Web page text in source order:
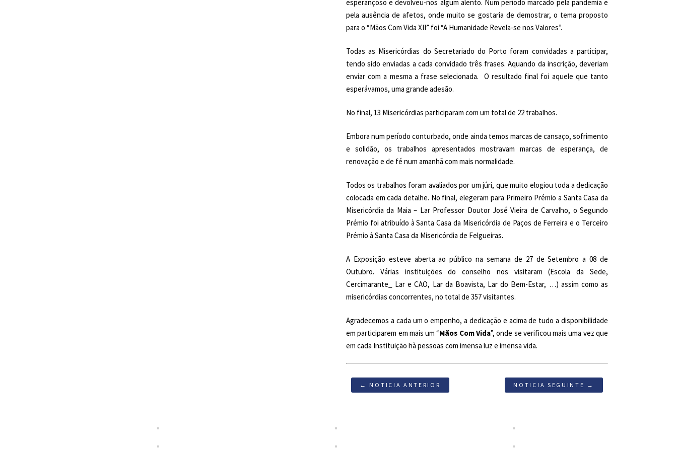
esperançoso e devolveu-nos algum alento. Num período marcado pela pandemia e
pela ausência de afetos, onde muito se gostaria de demostrar, o tema proposto
para o “Mãos Com Vida XII” foi “A Humanidade Revela-se nos Valores”.
Todas as Misericórdias do Secretariado do Porto foram convidadas a participar,
tendo sido enviadas a cada convidado três frases. Aquando da inscrição, deveriam
enviar com a mesma a frase selecionada. O resultado final foi aquele que tanto
esperávamos, uma grande adesão.
No final, 13 Misericórdias participaram com um total de 22 trabalhos.
Embora num período conturbado, onde ainda temos marcas de cansaço, sofrimento
e solidão, os trabalhos apresentados mostravam marcas de esperança, de
renovação e de fé num amanhã com mais normalidade.
Todos os trabalhos foram avaliados por um júri, que muito elogiou toda a dedicação
colocada em cada detalhe. No final, elegeram para Primeiro Prémio a Santa Casa da
Misericórdia da Maia – Lar Professor Doutor José Vieira de Carvalho, o Segundo
Prémio foi atribuído à Santa Casa da Misericórdia de Paços de Ferreira e o Terceiro
Prémio à Santa Casa da Misericórdia de Felgueiras.
A Exposição esteve aberta ao público na semana de 27 de Setembro a 08 de
Outubro. Várias instituições do conselho nos visitaram (Escola da Sede,
Cercimarante_ Lar e CAO, Lar da Boavista, Lar do Bem-Estar, …) assim como as
misericórdias concorrentes, no total de 357 visitantes.
Agradecemos a cada um o empenho, a dedicação e acima de tudo a disponibilidade
em participarem em mais um “Mãos Com Vida”, onde se verificou mais uma vez que
em cada Instituição hà pessoas com imensa luz e imensa vida.
← NOTICIA ANTERIOR NOTICIA SEGUINTE →